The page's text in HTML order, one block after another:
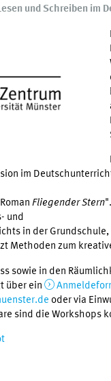
und Schreiben im
im
Fliegender Stern
und
in der
Methoden zum
sowie in den
über ein
oder via
sind die Workshops